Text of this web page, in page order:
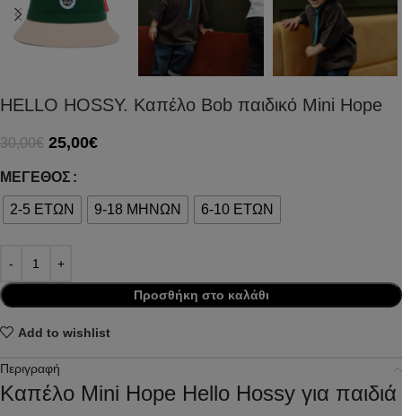
HELLO HOSSY. Καπέλο Bob παιδικό Mini Hope
30,00€ 25,00€
ΜΈΓΕΘΟΣ
2-5 ΕΤΩΝ 9-18 ΜΗΝΩΝ 6-10 ΕΤΩΝ
Προσθήκη στο καλάθι
Add to wishlist
Περιγραφή
Καπέλο Mini Hope Hello Hossy για παιδιά